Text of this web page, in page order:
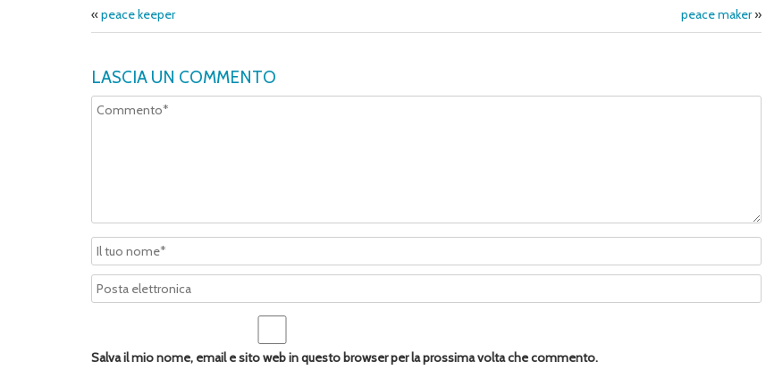
«peace keeper peace maker»
LASCIA UN COMMENTO
Salva il mio nome, email e sito web in questo browser per la prossima volta che commento.